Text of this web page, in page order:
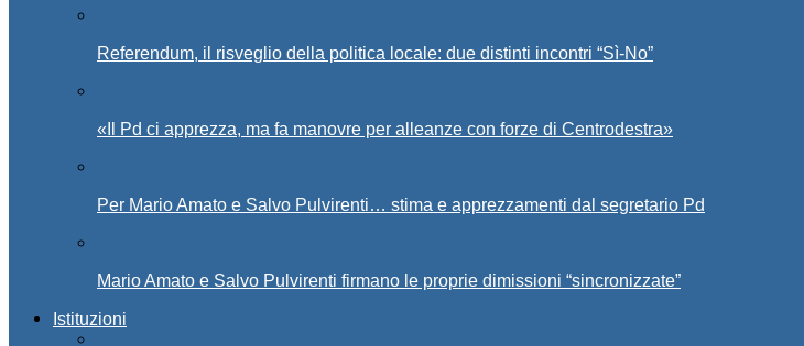
Referendum, il risveglio della politica locale: due distinti incontri “Sì-No”
«Il Pd ci apprezza, ma fa manovre per alleanze con forze di Centrodestra»
Per Mario Amato e Salvo Pulvirenti… stima e apprezzamenti dal segretario Pd
Mario Amato e Salvo Pulvirenti firmano le proprie dimissioni “sincronizzate”
Istituzioni